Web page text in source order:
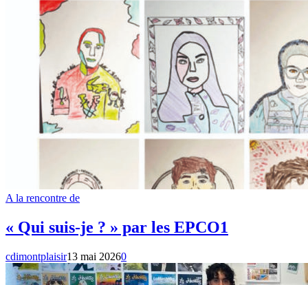
A la rencontre de
« Qui suis-je ? » par les EPCO1
cdimontplaisir13 mai 20260